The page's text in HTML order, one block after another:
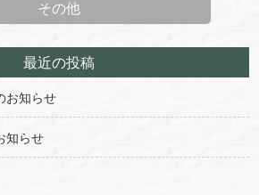
その他
最近の投稿
お知らせ
知らせ